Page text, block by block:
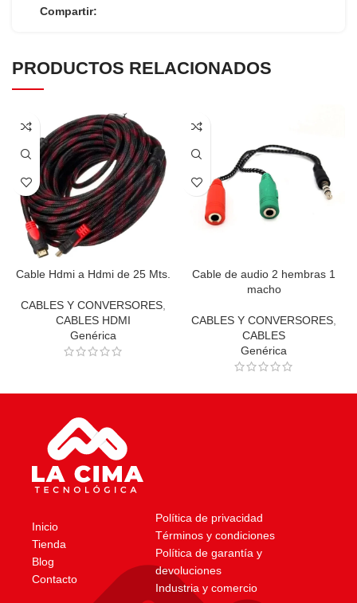
Compartir:
PRODUCTOS RELACIONADOS
Cable Hdmi a Hdmi de 25 Mts.
CABLES Y CONVERSORES
CABLES HDMI
Genérica
Cable de audio 2 hembras 1
macho
CABLES Y CONVERSORES
CABLES
Genérica
Inicio
Tienda
Blog
Contacto
Política de privacidad
Términos y condiciones
Política de garantía y
devoluciones
Industria y comercio